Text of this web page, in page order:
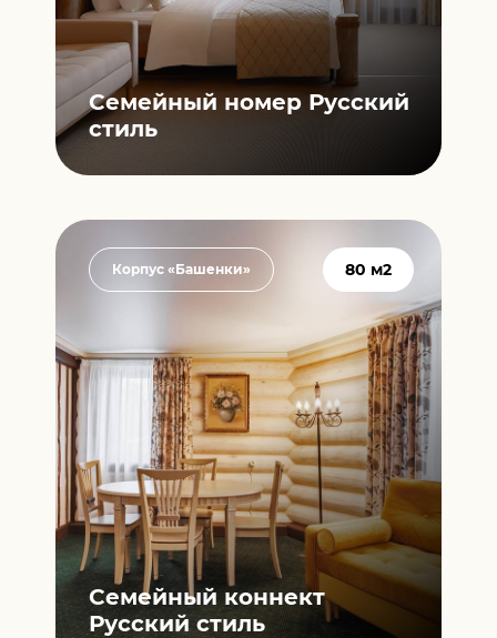
Cемейный номер Русский
стиль
Корпус «Башенки» 80 м2
Cемейный коннект
Русский стиль